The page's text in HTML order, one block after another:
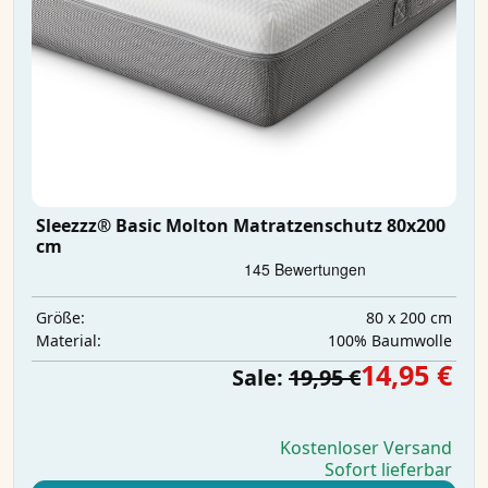
Sleezzz® Basic Molton Matratzenschutz 80x200
cm
Größe:
80 x 200 cm
Material:
100% Baumwolle
Sale: 19,95 €14,95 €
Kostenloser Versand
Sofort lieferbar